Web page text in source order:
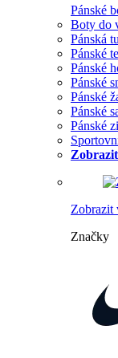
Pánské
Boty do
Pánská
Pánské
Pánské
Pánské
Pánské
Pánské
Pánské
Zobrazit
Značky